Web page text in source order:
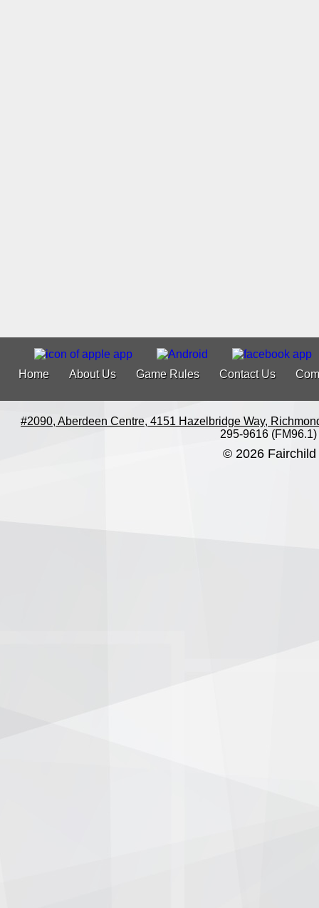
Home About Us Game Rules Contact Us
#2090, Aberdeen Centre, 4151 Hazelbridge Way,
295-9616 (FM96.1)
© 2026 Fairchild